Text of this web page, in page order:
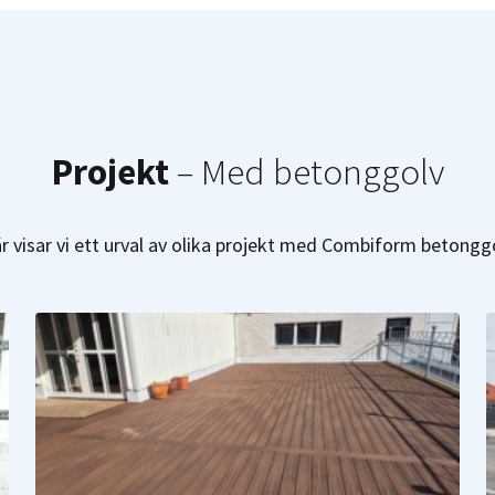
Projekt– Med betonggolv
visar vi ett urval av olika projekt med Combiform